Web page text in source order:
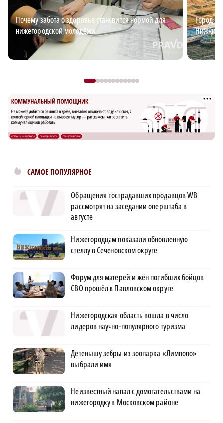
Почему забота о здоровье становится нормой для
нижегородской молодёжи
Город
Нижний?
САМОЕ ПОПУЛЯРНОЕ
Обращения пострадавших продавцов WB
рассмотрят на заседании оперштаба в
августе
Нижегородцам показали обновленную
стеллу в Сеченовском округе
Форум для матерей и жён погибших бойцов
СВО прошёл в Павловском округе
Нижегородская область вошла в число
лидеров научно-популярного туризма
Детенышу зебры из зоопарка «Лимпопо»
выбрали имя
Неизвестный напал с домогательствами на
нижегородку в Московском районе